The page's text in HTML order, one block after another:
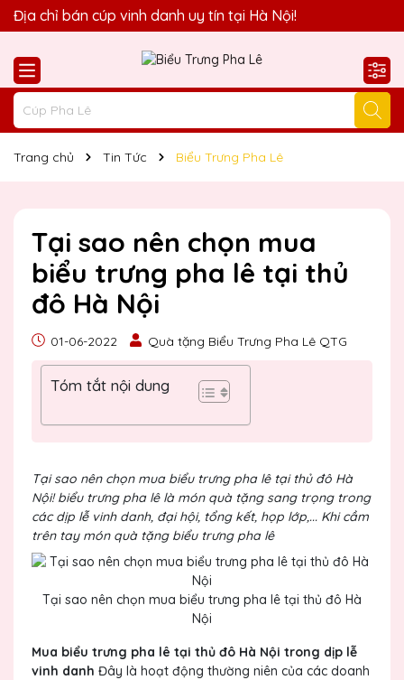
Quà Tặng Biểu Trưng Pha Lê QTG xin chào Quý Khách!
Địa chỉ bán cúp vinh danh uy tín tại Hà Nội!
Trang chủ Tin Tức Biểu Trưng Pha Lê
Tại sao nên chọn mua
biểu trưng pha lê tại thủ
đô Hà Nội
01-06-2022 Quà tặng Biểu Trưng Pha Lê QTG
Tóm tắt nội dung
Tại sao nên chọn mua biểu trưng pha lê tại thủ đô Hà
Nội! biểu trưng pha lê là món quà tặng sang trọng trong
các dịp lễ vinh danh, đại hội, tổng kết, họp lớp,... Khi cầm
trên tay món quà tặng biểu trưng pha lê
Tại sao nên chọn mua biểu trưng pha lê tại thủ đô Hà
Nội
Mua biểu trưng pha lê tại thủ đô Hà Nội trong dịp lễ
vinh danh Đây là hoạt động thường niên của các doanh